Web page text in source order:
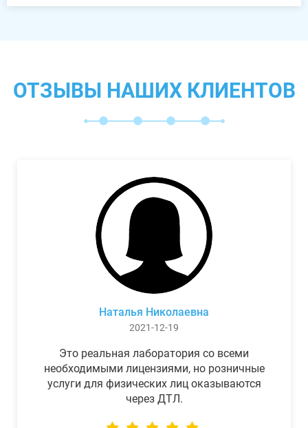
ОТЗЫВЫ НАШИХ КЛИЕНТОВ
Наталья Николаевна
2021-12-19
Это реальная лаборатория со всеми
необходимыми лицензиями, но розничные
услуги для физических лиц оказываются
через ДТЛ.